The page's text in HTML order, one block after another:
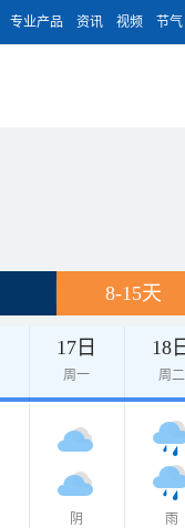
专业产品 资讯 视频 节气
8-15天
17日
周一
18
周二
阴 雨